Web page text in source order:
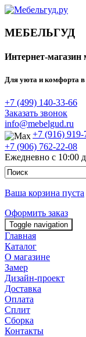
МЕБЕЛЬГУД
Интернет-магазин
Для уюта и комфорта
+7 (499) 140-33-66
Заказать звонок
info@mebelgud.ru
+7 (916) 919-
+7 (906) 762-22-08
Ежедневно с 10:00
Ваша корзина пуста
Оформить заказ
Toggle navigation
Главная
Каталог
О магазине
Замер
Дизайн-проект
Доставка
Оплата
Сплит
Сборка
Контакты